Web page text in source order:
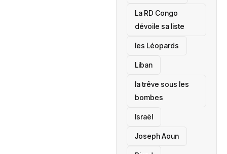
La RD Congo
dévoile sa liste
les Léopards
‎Liban
la trêve sous les
bombes
Israël
Joseph Aoun